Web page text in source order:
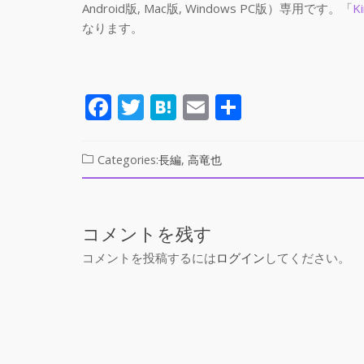
Android版, Mac版, Windows PC版）専用です。「
なります。
F
e
b
o
k
T
itt
er
H
e
n
E
ai
l
Categories:長編, 高竜也
コメントを残す
コメントを投稿するにはログイン してください。